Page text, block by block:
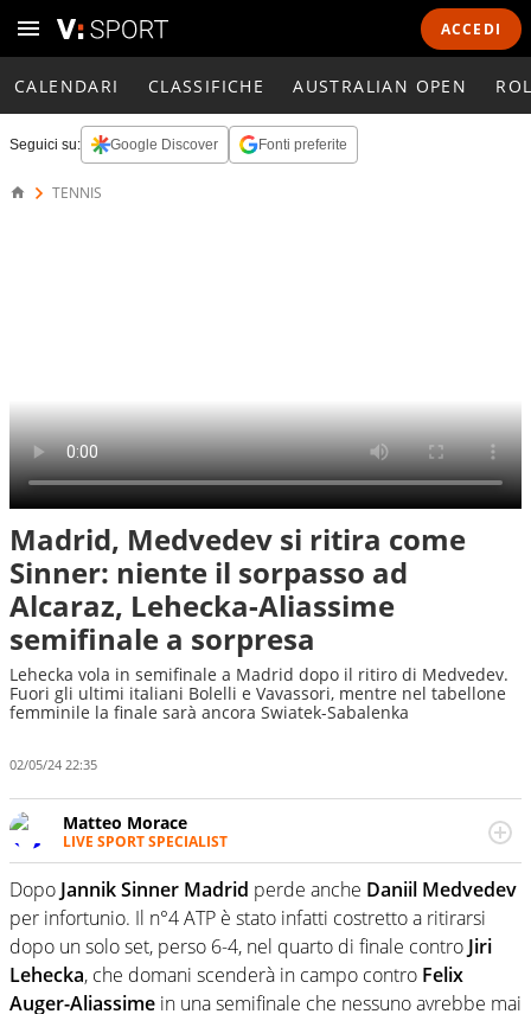
ACCEDI
CALENDARI CLASSIFICHE AUSTRALIAN OPEN
Seguici su: Google Discover Fonti preferite
TENNIS
Madrid, Medvedev si ritira come
Sinner: niente il sorpasso ad
Alcaraz, Lehecka-Aliassime
semifinale a sorpresa
Lehecka vola in semifinale a Madrid dopo il ritiro di Medvedev.
Fuori gli ultimi italiani Bolelli e Vavassori, mentre nel tabellone
femminile la finale sarà ancora Swiatek-Sabalenka
02/05/24 22:35
Matteo Morace
LIVE SPORT SPECIALIST
La multimedialità quale approccio personale e
professionale. Ama raccontare lo sport focalizzando ogni
attenzione sul tempo reale: la verità della dirette non
sono opinioni ma fatti
Dopo Jannik Sinner Madrid perde anche Daniil Medvedev
per infortunio. Il n°4 ATP è stato infatti costretto a ritirarsi
dopo un solo set, perso 6-4, nel quarto di finale contro Jiri
Lehecka, che domani scenderà in campo contro Felix
Auger-Aliassime in una semifinale che nessuno avrebbe mai